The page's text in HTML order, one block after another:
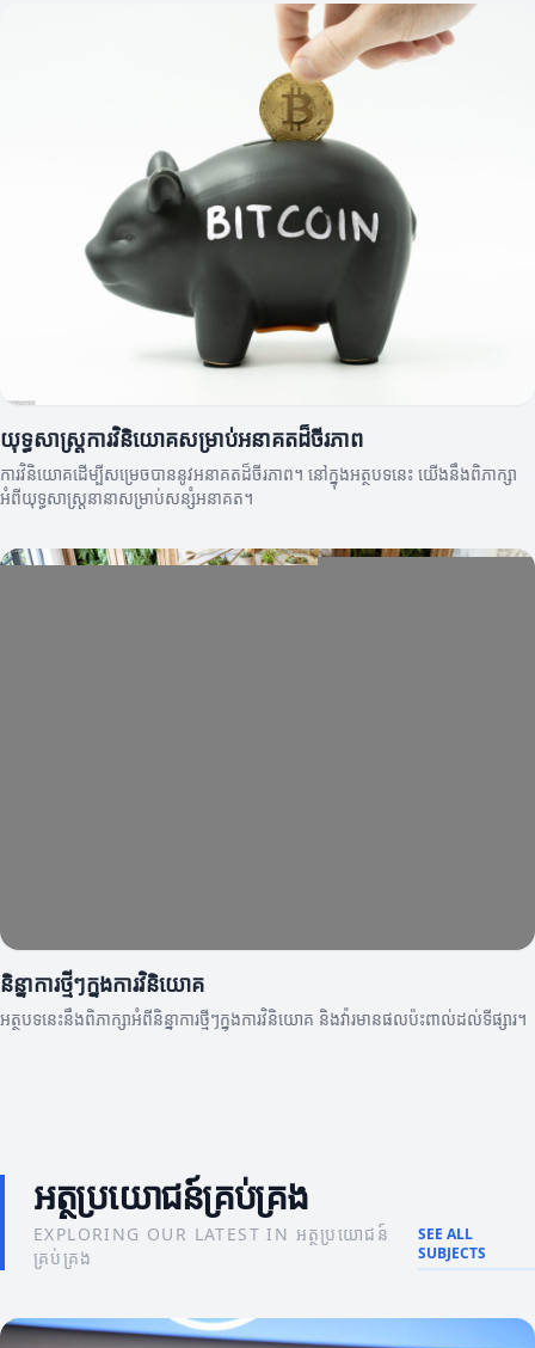
យុទ្ធសាស្ត្រការវិនិយោគសម្រាប់អនាគតដ៏ចីរភាព
ការវិនិយោគដើម្បីសម្រេចបាននូវអនាគតដ៏ចីរភាព។ នៅក្នុងអត្ថបទនេះ យើងនឹងពិភាក្សា
អំពីយុទ្ធសាស្ត្រនានាសម្រាប់សន្សំអនាគត។
និន្នាការថ្មីៗក្នុងការវិនិយោគ
អត្ថបទនេះនឹងពិភាក្សាអំពីនិន្នាការថ្មីៗក្នុងការវិនិយោគ និងវ៉ារមានផលប៉ះពាល់ដល់ទីផ្សារ។
អត្ថប្រយោជន៍គ្រប់គ្រង
EXPLORING OUR LATEST IN អត្ថប្រយោជន៍
គ្រប់គ្រង
SEE ALL
SUBJECTS